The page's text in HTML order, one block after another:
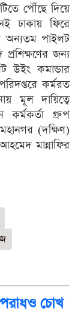
পৌঁছে দিয়ে
ঢাকায় ফিরে
অন্যতম পাইলট
জন্য
উইং কমান্ডার
কর্মরত
মূল দায়িত্বে
কর্মকর্তা গ্রুপ
(দক্ষিণ)
মান্নাফির
চোখ